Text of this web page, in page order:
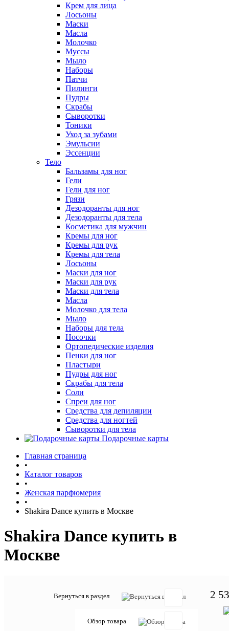
Крем для лица
Лосьоны
Маски
Масла
Молочко
Муссы
Мыло
Наборы
Патчи
Пилинги
Пудры
Скрабы
Сыворотки
Тоники
Уход за зубами
Эмульсии
Эссенции
Тело
Бальзамы для ног
Гели
Гели для ног
Грязи
Дезодоранты для ног
Дезодоранты для тела
Косметика для мужчин
Кремы для ног
Кремы для рук
Кремы для тела
Лосьоны
Маски для ног
Маски для рук
Маски для тела
Масла
Молочко для тела
Мыло
Наборы для тела
Носочки
Ортопедические изделия
Пенки для ног
Пластыри
Пудры для ног
Скрабы для тела
Соли
Спреи для ног
Средства для депиляции
Средства для ногтей
Сыворотки для тела
Подарочные карты
Главная страница
•
Каталог товаров
•
Женская парфюмерия
•
Shakira Dance купить в Москве
Shakira Dance купить в
Москве
Вернуться в раздел
Обзор товара
2